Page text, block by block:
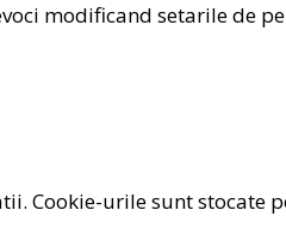
modificand setarile de
Cookie-urile sunt